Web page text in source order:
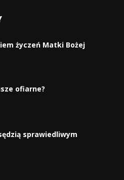
życzeń Matki Bożej
ofiarne?
sprawiedliwym